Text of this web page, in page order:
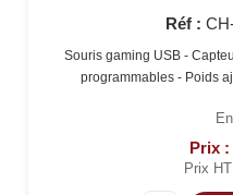
Réf :
Souris gaming USB -
programmables - Poids
Prix :
Prix